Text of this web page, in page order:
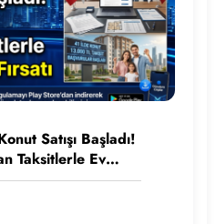
Satışı Başladı!
Taksitlerle Ev